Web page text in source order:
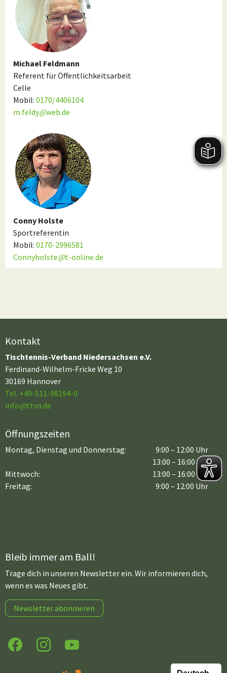
Michael Feldmann
Referent für Öffentlichkeitsarbeit
Celle
Mobil: 0170/4406104
m.feldy@web.de
Conny Holste
Sportreferentin
Mobil: 0170-2996581
Connyholste@t-online.de
Kontakt
Tischtennis-Verband Niedersachsen e.V.
Ferdinand-Wilhelm-Fricke Weg 10
30169 Hannover
Tel. +49-511-98194-0
info@ttvn.de
Öffnungszeiten
Montag, Dienstag und Donnerstag:
9:00 – 12:00 Uhr
13:00 – 16:00 Uhr
Mittwoch:
Freitag:
13:00 – 16:00 Uhr
9:00 – 12:00 Uhr
Bleib immer am Ball!
Trage dich in unseren Newsletter ein. Wir informieren dich,
wenn es was Neues gibt.
Newsletter abonnieren